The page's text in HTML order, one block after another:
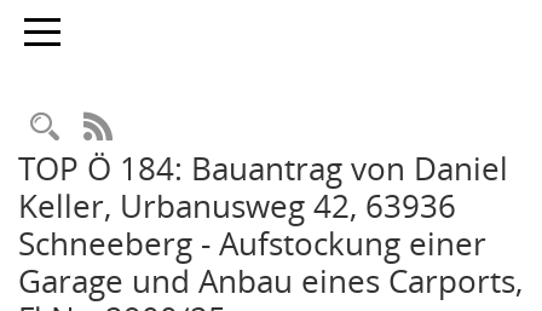
Toggle navigation
Rechercheauswahl
RSS-Feed
TOP Ö 184: Bauantrag von Daniel
Keller, Urbanusweg 42, 63936
Schneeberg - Aufstockung einer
Garage und Anbau eines Carports,